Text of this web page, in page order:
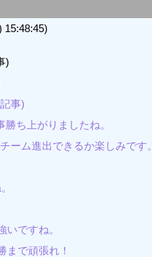
15:48:45)
)
事)
ち上がりましたね。
ーム進出できるか楽しみです。
ですね。
まで頑張れ！